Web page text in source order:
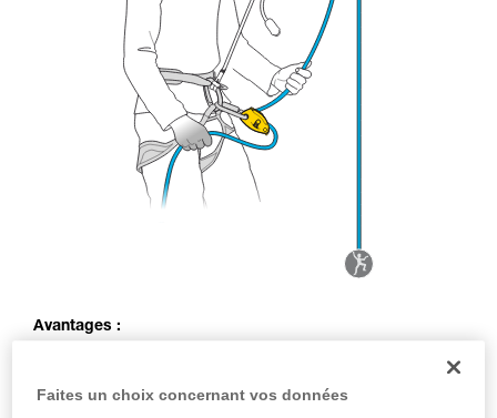
Avantages :
Amortissement de la chute par déplacement du corps de
l’assureur
Faites un choix concernant vos données